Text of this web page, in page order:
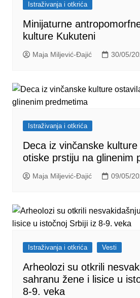
Istraživanja i otkrića
Minijaturne
kulture Kukuteni
Maja Miljević-Đajić 30/05/
Istraživanja i otkrića
Deca iz vinčanske
otiske prstiju na glinenim
Maja Miljević-Đajić 09/05/
Istraživanja i otkrića Vesti
Arheolozi su otkrili
sahranu žene i lisice u
8-9. veka